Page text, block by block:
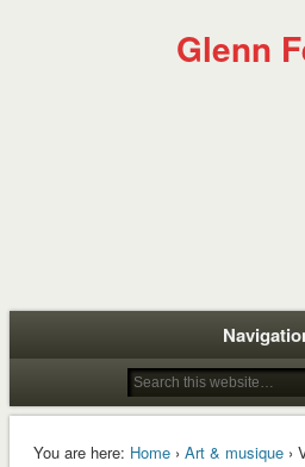
Glenn
You are here: Home› Art & musique›